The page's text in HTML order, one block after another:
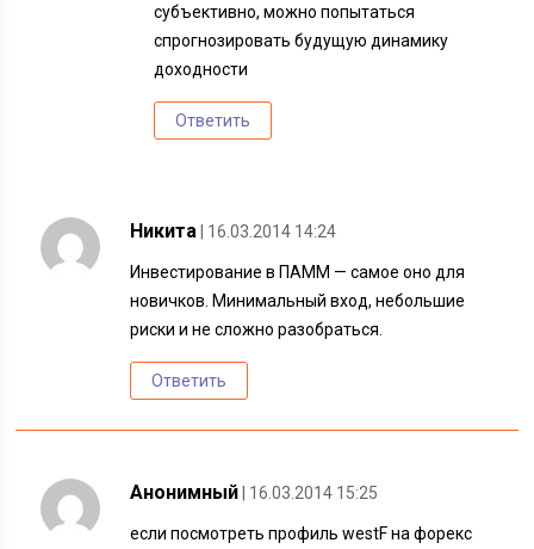
субъективно, можно попытаться
спрогнозировать будущую динамику
доходности
Ответить
Никита | 16.03.2014 14:24
Инвестирование в ПАММ — самое оно для
новичков. Минимальный вход, небольшие
риски и не сложно разобраться.
Ответить
Анонимный | 16.03.2014 15:25
если посмотреть профиль westF на форекс